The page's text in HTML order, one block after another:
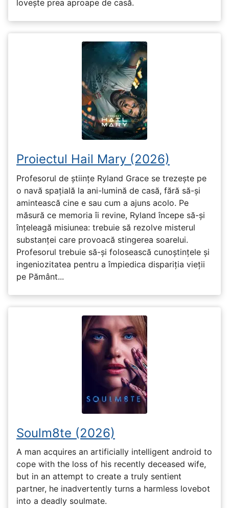
lovește prea aproape de casă.
Proiectul Hail Mary (2026)
Profesorul de științe Ryland Grace se trezește pe
o navă spațială la ani-lumină de casă, fără să-și
amintească cine e sau cum a ajuns acolo. Pe
măsură ce memoria îi revine, Ryland începe să-și
înțeleagă misiunea: trebuie să rezolve misterul
substanței care provoacă stingerea soarelui.
Profesorul trebuie să-și folosească cunoștințele și
ingeniozitatea pentru a împiedica dispariția vieții
pe Pământ...
Soulm8te (2026)
A man acquires an artificially intelligent android to
cope with the loss of his recently deceased wife,
but in an attempt to create a truly sentient
partner, he inadvertently turns a harmless lovebot
into a deadly soulmate.